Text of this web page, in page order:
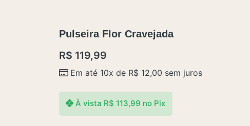
Pulseira Flor Cravejada
R$ 119,99
Em até 10x de R$12,00 sem juros
À vista R$ 113,99 no Pix